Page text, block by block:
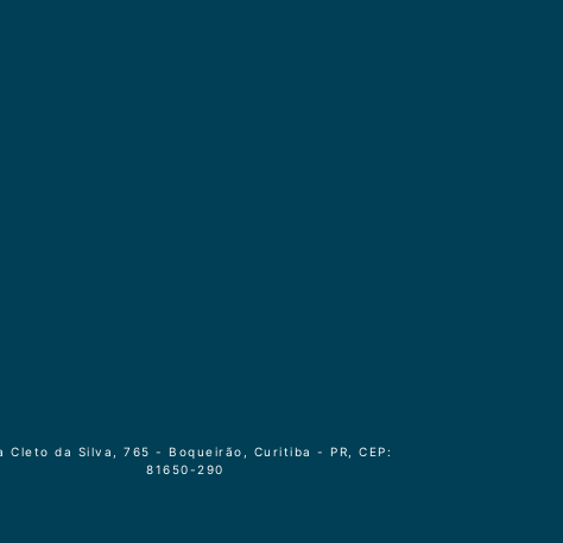
Cleto da Silva, 765 - Boqueirão, Curitiba - PR, CEP:
81650-290